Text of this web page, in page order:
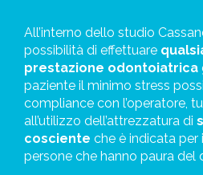
All’interno dello studio
possibilità di effettuare
prestazione odontoiatrica
paziente il minimo stress
compliance con l’operatore,
all’utilizzo dell’attrezzatura di
cosciente che è indicata per
persone che hanno paura del